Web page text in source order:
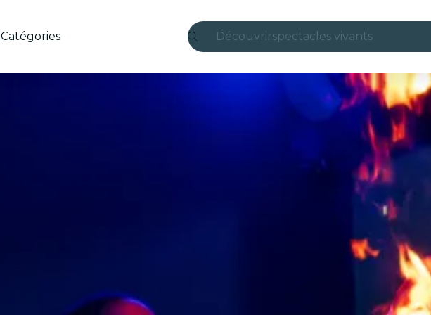
Découvrirspectacles vivants
Candlelight
expériences et villes
Catégories